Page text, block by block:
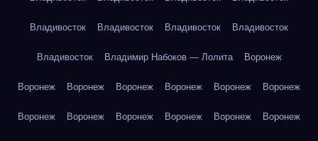
Владивосток Владивосток Владивосток Владивосток
Владивосток Владимир Набоков — Лолита Воронеж
Воронеж Воронеж Воронеж Воронеж Воронеж Воронеж
Воронеж Воронеж Воронеж Воронеж Воронеж Воронеж